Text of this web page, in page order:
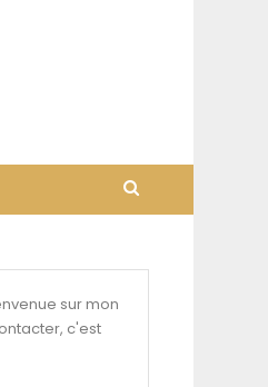
sur mon
c'est